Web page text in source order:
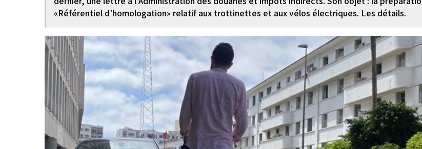
«Référentiel d’homologation» relatif aux trottinettes et aux vélos électriques. Les détails.